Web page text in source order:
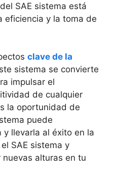
SAE sistema está
eficiencia y la toma de
clave de la
sistema se convierte
impulsar el
de cualquier
la oportunidad de
puede
y llevarla al éxito en la
SAE sistema y
alturas en tu